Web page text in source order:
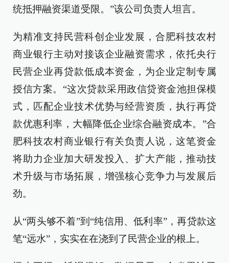
统抵押融资渠道受限。”该公司负责人坦言。
为精准支持民营科创企业发展，合肥科技农村
商业银行主动对接该企业融资需求，依托央行
民营企业再贷款低成本资金，为企业定制专属
授信方案。“这次贷款采用政信贷资金池担保模
式，匹配企业技术优势与经营资质，执行再贷
款优惠利率，大幅降低企业综合融资成本。”合
肥科技农村商业银行有关负责人说，这笔资金
将助力企业加大研发投入、扩大产能，推动技
术升级与市场拓展，增强核心竞争力与发展后
劲。
从“两头够不着”到“纯信用、低利率”，再贷款这
笔“远水”，实实在在浇到了民营企业的根上。